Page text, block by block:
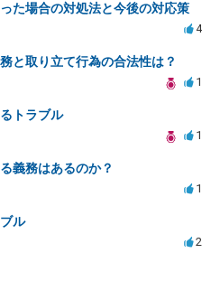
た場合の対処法と今後の対応策
4
と取り立て行為の合法性は？
1
トラブル
1
義務はあるのか？
1
ル
2